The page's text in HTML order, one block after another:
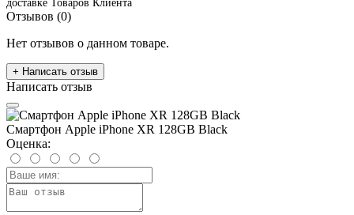
доставке Товаров Клиента
Отзывов (0)
Нет отзывов о данном товаре.
+ Написать отзыв
Написать отзыв
Смартфон Apple iPhone XR 128GB Black
Оценка: